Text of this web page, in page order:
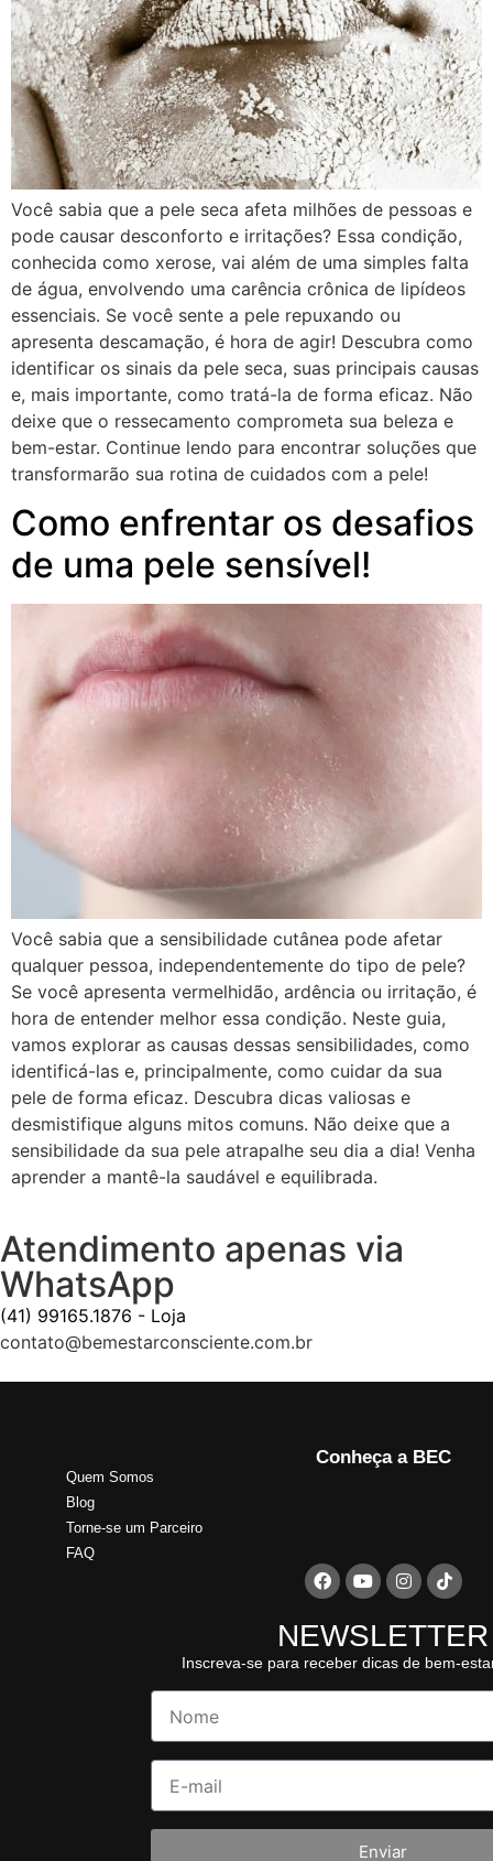
Você sabia que a pele seca afeta milhões de pessoas e
pode causar desconforto e irritações? Essa condição,
conhecida como xerose, vai além de uma simples falta
de água, envolvendo uma carência crônica de lipídeos
essenciais. Se você sente a pele repuxando ou
apresenta descamação, é hora de agir! Descubra como
identificar os sinais da pele seca, suas principais causas
e, mais importante, como tratá-la de forma eficaz. Não
deixe que o ressecamento comprometa sua beleza e
bem-estar. Continue lendo para encontrar soluções que
transformarão sua rotina de cuidados com a pele!
Como enfrentar os desafios
de uma pele sensível!
Você sabia que a sensibilidade cutânea pode afetar
qualquer pessoa, independentemente do tipo de pele?
Se você apresenta vermelhidão, ardência ou irritação, é
hora de entender melhor essa condição. Neste guia,
vamos explorar as causas dessas sensibilidades, como
identificá-las e, principalmente, como cuidar da sua
pele de forma eficaz. Descubra dicas valiosas e
desmistifique alguns mitos comuns. Não deixe que a
sensibilidade da sua pele atrapalhe seu dia a dia! Venha
aprender a mantê-la saudável e equilibrada.
Atendimento apenas via
WhatsApp
(41) 99165.1876 - Loja
contato@bemestarconsciente.com.br
Conheça a BEC
Quem Somos
Blog
Torne-se um Parceiro
FAQ
NEWSLETTER
Inscreva-se para receber dicas de bem-
Enviar